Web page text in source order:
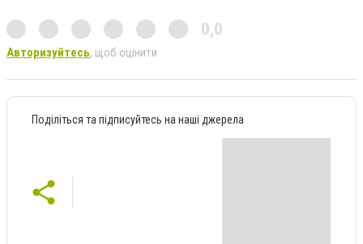
0,0
Авторизуйтесь, щоб оцінити
Поділіться та підписуйтесь на наші джерела